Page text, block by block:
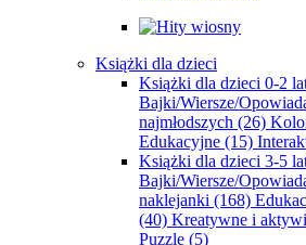
Książki dla dzieci
Książki dla dzieci 0-2
Bajki/Wiersze/
najmłodszych (26)
Edukacyjne (15)
Książki dla dzieci 3-5
Bajki/Wiersze/
naklejanki (168)
(40) Kreatywne i
Puzzle (5)